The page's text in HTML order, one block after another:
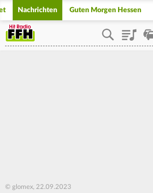
Nachrichten Guten Morgen Hessen
Playlist
© glomex, 22.09.2023